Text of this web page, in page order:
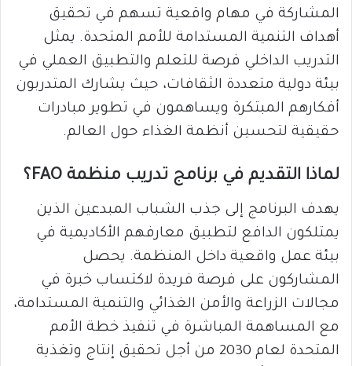
المشاركة في مهام واقعية تسهم في تحقيق
أهداف التنمية المستدامة للأمم المتحدة. يمثل
التدريب الداخلي فرصة للتعلم والتطبيق العملي في
بيئة دولية متعددة الثقافات، حيث يشارك المتدربون
أفكارهم المبتكرة ويساهمون في تطوير مبادرات
حقيقية لتحسين أنظمة الغذاء حول العالم.
لماذا التقديم في برنامج تدريب منظمة FAO؟
يهدف البرنامج إلى جذب الشباب المبدعين الذين
يمتلكون الدافع لتطبيق معارفهم الأكاديمية في
بيئة عمل واقعية داخل المنظمة. يحصل
المشاركون على فرصة فريدة لاكتساب خبرة في
مجالات الزراعة والأمن الغذائي والتنمية المستدامة،
مع المساهمة المباشرة في تنفيذ خطة الأمم
المتحدة لعام 2030 من أجل تحقيق إنتاج وتغذية